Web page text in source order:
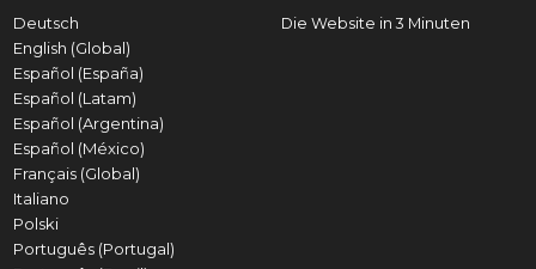
Deutsch
English (Global)
Español (España)
Español (Latam)
Español (Argentina)
Español (México)
Français (Global)
Italiano
Polski
Português (Portugal)
Die Website in 3 Minuten